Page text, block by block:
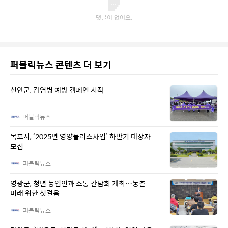
퍼블릭뉴스 콘텐츠 더 보기
신안군, 감염병 예방 캠페인 시작
퍼블릭뉴스
목포시, ‘2025년 영양플러스사업’ 하반기 대상자
모집
퍼블릭뉴스
영광군, 청년 농업인과 소통 간담회 개최…농촌
미래 위한 첫걸음
퍼블릭뉴스